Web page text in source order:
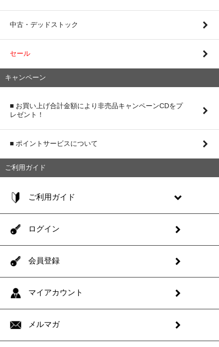
中古・デッドストック
セール
キャンペーン
■ お買い上げ合計金額により非売品キャンペーンCDをプ
レゼント！
■ ポイントサービスについて
ご利用ガイド
ご利用ガイド
ログイン
会員登録
マイアカウント
メルマガ